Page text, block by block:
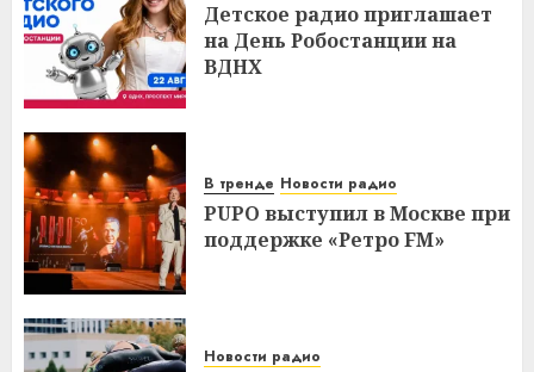
Детское радио приглашает
на День Робостанции на
ВДНХ
В тренде Новости радио
PUPO выступил в Москве при
поддержке «Ретро FM»
Новости радио